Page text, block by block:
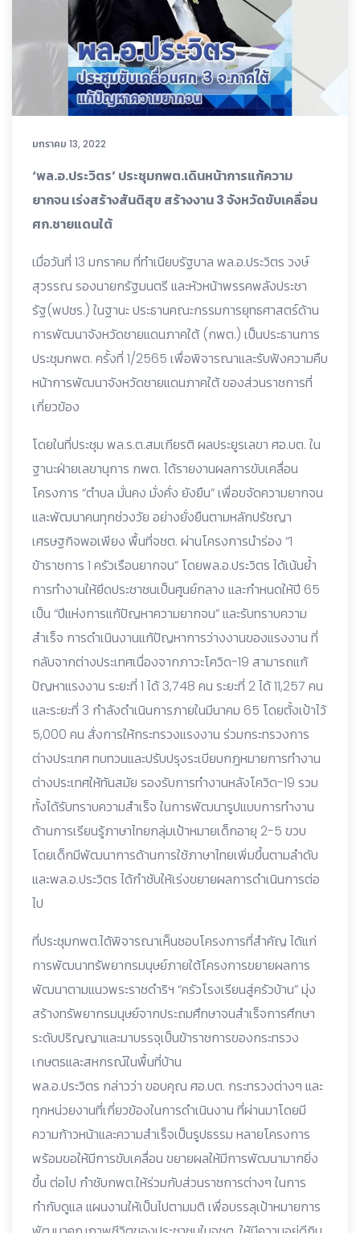
มกราคม 13, 2022
‘พล.อ.ประวิตร’ ประชุมกพต.เดินหน้าการแก้ความ
ยากจน เร่งสร้างสันติสุข สร้างงาน 3 จังหวัดขับเคลื่อน
ศก.ชายแดนใต้
เมื่อวันที่ 13 มกราคม ที่ทำเนียบรัฐบาล พล.อ.ประวิตร วงษ์
สุวรรณ รองนายกรัฐมนตรี และหัวหน้าพรรคพลังประชา
รัฐ(พปชร.) ในฐานะ ประธานคณะกรรมการยุทธศาสตร์ด้าน
การพัฒนาจังหวัดชายแดนภาคใต้ (กพต.) เป็นประธานการ
ประชุมกพต. ครั้งที่ 1/2565 เพื่อพิจารณาและรับฟังความคืบ
หน้าการพัฒนาจังหวัดชายแดนภาคใต้ ของส่วนราชการที่
เกี่ยวข้อง
โดยในที่ประชุม พล.ร.ต.สมเกียรติ ผลประยูรเลขา ศอ.บต. ใน
ฐานะฝ่ายเลขานุการ กพต. ได้รายงานผลการขับเคลื่อน
โครงการ “ตำบล มั่นคง มั่งคั่ง ยังยืน” เพื่อขจัดความยากจน
และพัฒนาคนทุกช่วงวัย อย่างยั่งยืนตามหลักปรัชญา
เศรษฐกิจพอเพียง พื้นที่จชต. ผ่านโครงการนำร่อง “1
ข้าราชการ 1 ครัวเรือนยากจน” โดยพล.อ.ประวิตร ได้เน้นย้ำ
การทำงานให้ยึดประชาชนเป็นศูนย์กลาง และกำหนดให้ปี 65
เป็น “ปีแห่งการแก้ปัญหาความยากจน” และรับทราบความ
สำเร็จ การดำเนินงานแก้ปัญหาการว่างงานของแรงงาน ที่
กลับจากต่างประเทศเนื่องจากภาวะโควิด-19 สามารถแก้
ปัญหาแรงงาน ระยะที่ 1 ได้ 3,748 คน ระยะที่ 2 ได้ 11,257 คน
และระยะที่ 3 กำลังดำเนินการภายในมีนาคม 65 โดยตั้งเป้าไว้
5,000 คน สั่งการให้กระทรวงแรงงาน ร่วมกระทรวงการ
ต่างประเทศ ทบทวนและปรับปรุงระเบียบกฎหมายการทำงาน
ต่างประเทศให้ทันสมัย รองรับการทำงานหลังโควิด-19 รวม
ทั้งได้รับทราบความสำเร็จ ในการพัฒนารูปแบบการทำงาน
ด้านการเรียนรู้ภาษาไทยกลุ่มเป้าหมายเด็กอายุ 2-5 ขวบ
โดยเด็กมีพัฒนาการด้านการใช้ภาษาไทยเพิ่มขึ้นตามลำดับ
และพล.อ.ประวิตร ได้กำชับให้เร่งขยายผลการดำเนินการต่อ
ไป
ที่ประชุมกพต.ได้พิจารณาเห็นชอบโครงการที่สำคัญ ได้แก่
การพัฒนาทรัพยากรมนุษย์ภายใต้โครงการขยายผลการ
พัฒนาตามแนวพระราชดำริฯ “ครัวโรงเรียนสู่ครัวบ้าน” มุ่ง
สร้างทรัพยากรมนุษย์จากประถมศึกษาจนสำเร็จการศึกษา
ระดับปริญญาและมาบรรจุเป็นข้าราชการของกระทรวง
เกษตรและสหกรณ์ในพื้นที่บ้าน
พล.อ.ประวิตร กล่าวว่า ขอบคุณ ศอ.บต. กระทรวงต่างๆ และ
ทุกหน่วยงานที่เกี่ยวข้องในการดำเนินงาน ที่ผ่านมาโดยมี
ความก้าวหน้าและความสำเร็จเป็นรูปธรรม หลายโครงการ
พร้อมขอให้มีการขับเคลื่อน ขยายผลให้มีการพัฒนามากยิ่ง
ขึ้น ต่อไป กำชับกพต.ให้ร่วมกับส่วนราชการต่างๆ ในการ
กำกับดูแล แผนงานให้เป็นไปตามมติ เพื่อบรรลุเป้าหมายการ